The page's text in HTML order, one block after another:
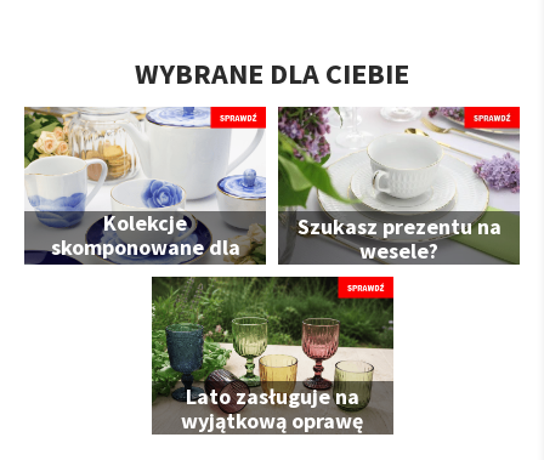
WYBRANE DLA CIEBIE
Kolekcje
skomponowane dla
Ciebie
Szukasz prezentu na
wesele?
Lato zasługuje na
wyjątkową oprawę